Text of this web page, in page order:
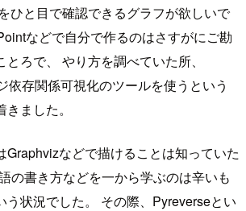
ひと目で確認できるグラフが欲しいで
などで自分で作るのはさすがにご勘
ろで、 やり方を調べていた所、
依存関係可視化のツールを使うという
ました。
Graphvizなどで描けることは知っていた
の書き方などを一から学ぶのは辛いも
う状況でした。 その際、Pyreverseとい